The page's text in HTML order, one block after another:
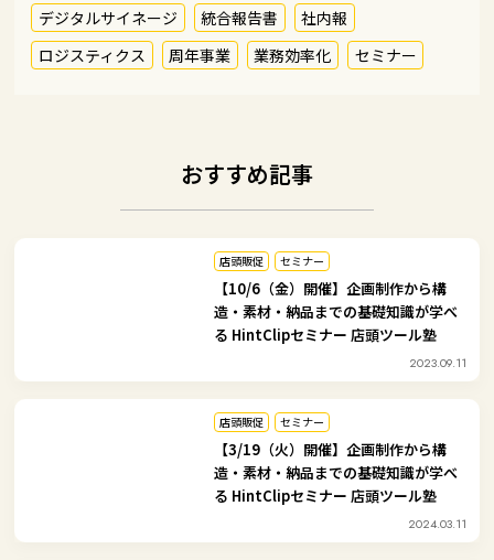
デジタルサイネージ 統合報告書
社内報
ロジスティクス
周年事業 業務効率化 セミナー
おすすめ記事
店頭販促 セミナー
【10/6（金）開催】企画制作から構
造・素材・納品までの基礎知識が学べ
る HintClipセミナー 店頭ツール塾
2023.09.11
店頭販促 セミナー
【3/19（火）開催】企画制作から構
造・素材・納品までの基礎知識が学べ
る HintClipセミナー 店頭ツール塾
2024.03.11